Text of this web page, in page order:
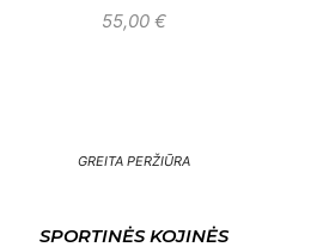
55,00 €
GREITA PERŽIŪRA
SPORTINĖS KOJINĖS